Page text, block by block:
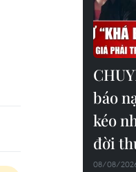
báo
kéo
đời
08/08/